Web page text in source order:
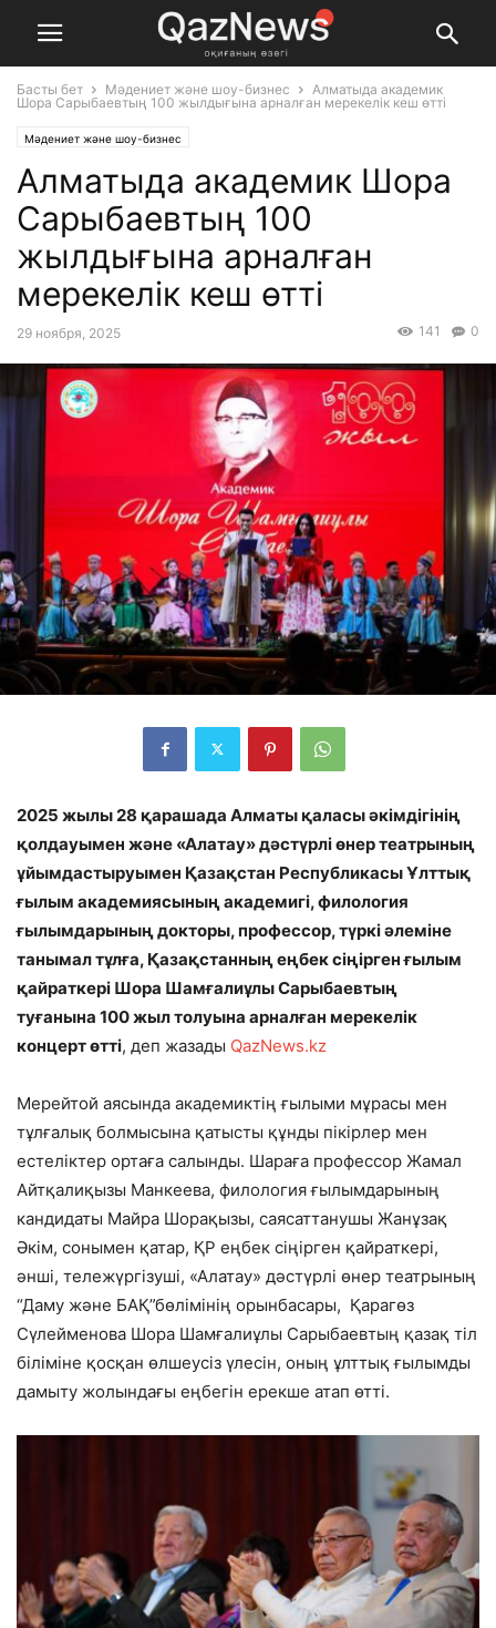
Басты бет Мәдениет және шоу-бизнес
Алматыда академик
Шора Сарыбаевтың 100 жылдығына арналған мерекелік кеш өтті
Мәдениет және шоу-бизнес
Алматыда академик Шора
Сарыбаевтың 100
жылдығына арналған
мерекелік кеш өтті
29 ноября, 2025 0
141
2025 жылы 28 қарашада Алматы қаласы әкімдігінің
қолдауымен және «Алатау» дәстүрлі өнер театрының
ұйымдастыруымен Қазақстан Республикасы Ұлттық
ғылым академиясының академигі, филология
ғылымдарының докторы, профессор, түркі әлеміне
танымал тұлға, Қазақстанның еңбек сіңірген ғылым
қайраткері Шора Шамғалиұлы Сарыбаевтың
туғанына 100 жыл толуына арналған мерекелік
концерт өтті, деп жазады QazNews.kz
Мерейтой аясында академиктің ғылыми мұрасы мен
тұлғалық болмысына қатысты құнды пікірлер мен
естеліктер ортаға салынды. Шараға профессор Жамал
Айтқалиқызы Манкеева, филология ғылымдарының
кандидаты Майра Шорақызы, саясаттанушы Жанұзақ
Әкім, сонымен қатар, ҚР еңбек сіңірген қайраткері,
әнші, тележүргізуші, «Алатау» дәстүрлі өнер театрының
“Даму және БАҚ”бөлімінің орынбасары, Қарагөз
Сүлейменова Шора Шамғалиұлы Сарыбаевтың қазақ тіл
біліміне қосқан өлшеусіз үлесін, оның ұлттық ғылымды
дамыту жолындағы еңбегін ерекше атап өтті.